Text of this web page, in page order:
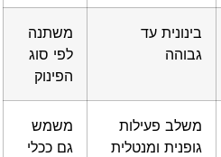
בינונית עד
גבוהה
משתנה
לפי סוג
הפינוק
משלב פעילות
גופנית ומנטלית
משמש
גם ככלי